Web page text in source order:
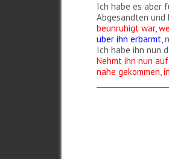
Ich habe es aber
Abgesandten und
beunruhigt war,
über ihn erbarmt,
Ich habe ihn nun
Nehmt ihn nun
nahe gekommen,